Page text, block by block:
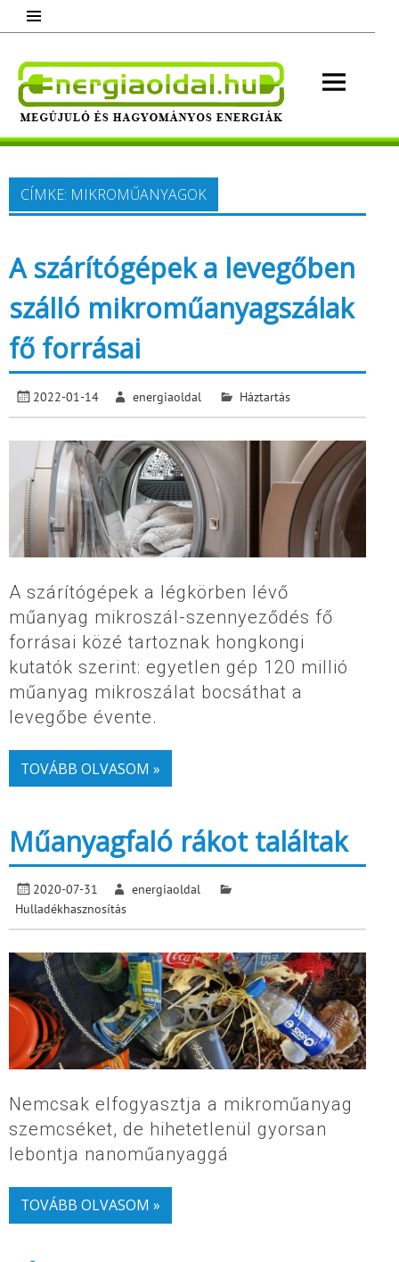
content
Megújuló és hagyományos energiák.
Minden, ami energia!
CÍMKE: MIKROMŰANYAGOK
A szárítógépek a levegőben
szálló mikroműanyagszálak
fő forrásai
2022-01-14 energiaoldal Háztartás
A szárítógépek a légkörben lévő
műanyag mikroszál-szennyeződés fő
forrásai közé tartoznak hongkongi
kutatók szerint: egyetlen gép 120 millió
műanyag mikroszálat bocsáthat a
levegőbe évente.
TOVÁBB OLVASOM »
Műanyagfaló rákot találtak
2020-07-31
energiaoldal
Hulladékhasznosítás
Nemcsak elfogyasztja a mikroműanyag
szemcséket, de hihetetlenül gyorsan
lebontja nanoműanyaggá
TOVÁBB OLVASOM »